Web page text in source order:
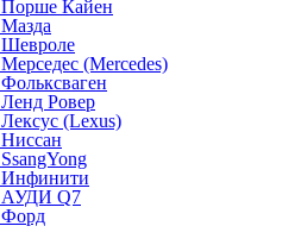
Порше Кайен
Шевроле
(Mercedes)
Ровер
(Lexus)
Инфинити
АУДИ Q7
Форд